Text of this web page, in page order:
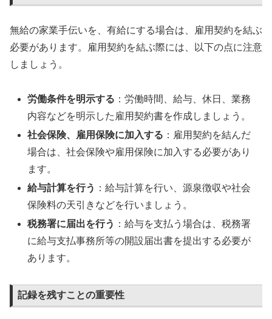
無給の家業手伝いを、有給にする場合は、雇用契約を結ぶ
必要があります。雇用契約を結ぶ際には、以下の点に注意
しましょう。
労働条件を明示する ：労働時間、給与、休日、業務
内容などを明示した雇用契約書を作成しましょう。
社会保険、雇用保険に加入する ：雇用契約を結んだ
場合は、社会保険や雇用保険に加入する必要があり
ます。
給与計算を行う ：給与計算を行い、源泉徴収や社会
保険料の天引きなどを行いましょう。
税務署に届出を行う ：給与を支払う場合は、税務署
に給与支払事務所等の開設届出書を提出する必要が
あります。
記録を残すことの重要性